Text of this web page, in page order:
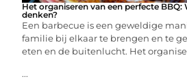
Het organiseren van een perfecte BBQ:
denken?
Een barbecue is een geweldige
familie bij elkaar te brengen en te
eten en de buitenlucht. Het
...